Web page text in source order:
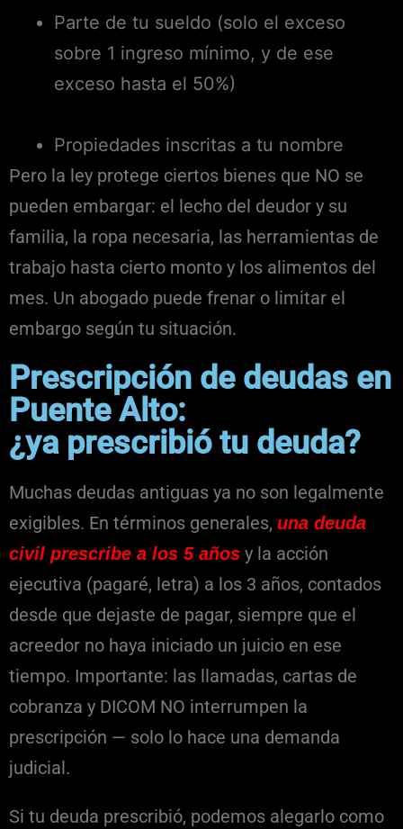
Parte de tu sueldo (solo el exceso
sobre 1 ingreso mínimo, y de ese
exceso hasta el 50%)
Propiedades inscritas a tu nombre
Pero la ley protege ciertos bienes que NO se
pueden embargar: el lecho del deudor y su
familia, la ropa necesaria, las herramientas de
trabajo hasta cierto monto y los alimentos del
mes. Un abogado puede frenar o limitar el
embargo según tu situación.
Prescripción de deudas en
Puente Alto:
¿ya prescribió tu deuda?
Muchas deudas antiguas ya no son legalmente
exigibles. En términos generales, una deuda
civil prescribe a los 5 años y la acción
ejecutiva (pagaré, letra) a los 3 años, contados
desde que dejaste de pagar, siempre que el
acreedor no haya iniciado un juicio en ese
tiempo. Importante: las llamadas, cartas de
cobranza y DICOM NO interrumpen la
prescripción — solo lo hace una demanda
judicial.
Si tu deuda prescribió, podemos alegarlo como